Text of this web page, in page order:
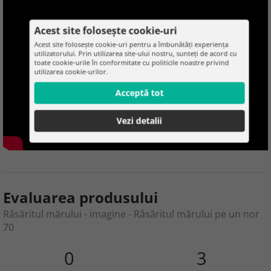
Evaluarea produsului
Râsăritul mărului - imagine - Râsăritul mărului pe un nor
70
0 3
Acest site folosește cookie-uri
Acest site folosește cookie-uri pentru a îmbunătăți experiența
utilizatorului. Prin utilizarea site-ului nostru, sunteți de acord cu
toate cookie-urile în conformitate cu politicile noastre privind
utilizarea cookie-urilor.
Acceptă tot
Vezi detalii